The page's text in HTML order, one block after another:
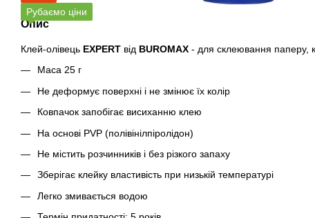
Рубаємо ціни
Опис
Клей-олівець EXPERT від BUROMAX - для склеювання паперу,
Маса 25 г
Не деформує поверхні і не змінює їх колір
Ковпачок запобігає висиханню клею
На основі PVР (полівінілпіролідон)
Не містить розчинників і без різкого запаху
Зберігає клейку властивість при низькій температурі
Легко змивається водою